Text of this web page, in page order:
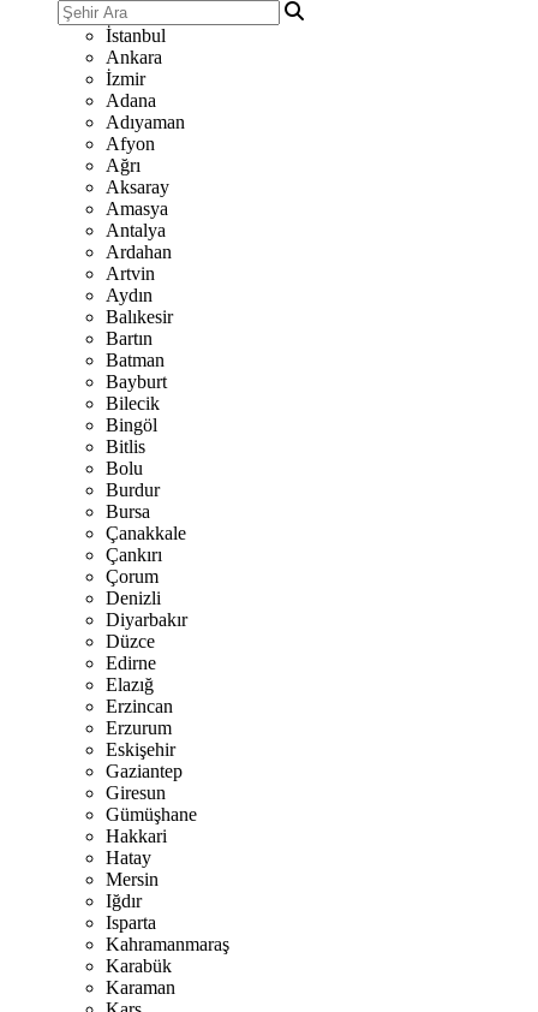
İstanbul
Ankara
İzmir
Adana
Adıyaman
Afyon
Ağrı
Aksaray
Amasya
Antalya
Ardahan
Artvin
Aydın
Balıkesir
Bartın
Batman
Bayburt
Bilecik
Bingöl
Bitlis
Bolu
Burdur
Bursa
Çanakkale
Çankırı
Çorum
Denizli
Diyarbakır
Düzce
Edirne
Elazığ
Erzincan
Erzurum
Eskişehir
Gaziantep
Giresun
Gümüşhane
Hakkari
Hatay
Mersin
Iğdır
Isparta
Kahramanmaraş
Karabük
Karaman